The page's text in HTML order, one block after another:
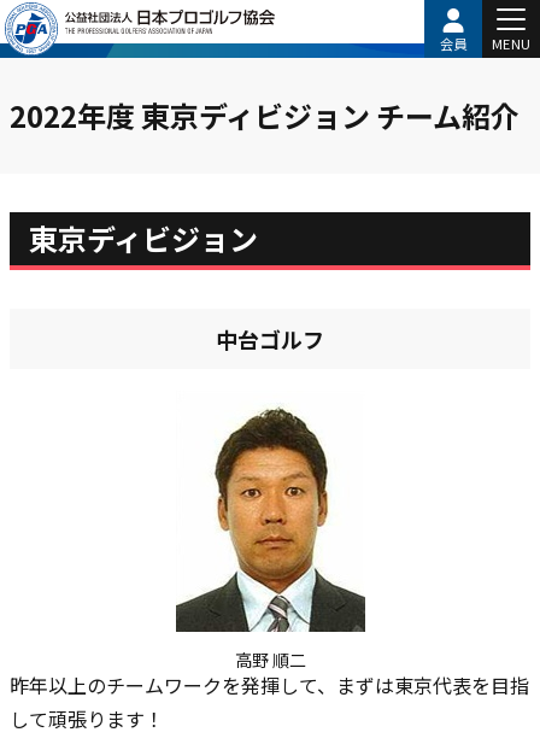
会員 MENU
2022年度 東京ディビジョン チーム紹介
東京ディビジョン
中台ゴルフ
高野 順二
昨年以上のチームワークを発揮して、まずは東京代表を目指
して頑張ります！